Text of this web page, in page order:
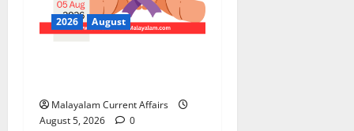
2026 August
Malayalam Current Affairs
August 5, 2026
0